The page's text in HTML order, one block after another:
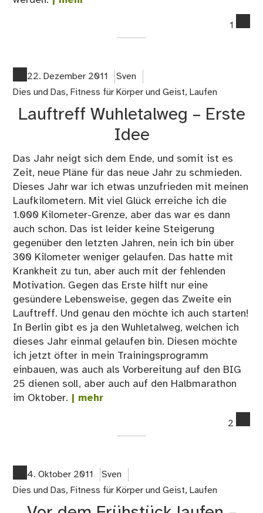
1
22. Dezember 2011
Sven
Dies und Das, Fitness für Körper und Geist, Laufen
Lauftreff Wuhletalweg – Erste
Idee
Das Jahr neigt sich dem Ende, und somit ist es
Zeit, neue Pläne für das neue Jahr zu schmieden.
Dieses Jahr war ich etwas unzufrieden mit meinen
Laufkilometern. Mit viel Glück erreiche ich die
1.000 Kilometer-Grenze, aber das war es dann
auch schon. Das ist leider keine Steigerung
gegenüber den letzten Jahren, nein ich bin über
300 Kilometer weniger gelaufen. Das hatte mit
Krankheit zu tun, aber auch mit der fehlenden
Motivation. Gegen das Erste hilft nur eine
gesündere Lebensweise, gegen das Zweite ein
Lauftreff. Und genau den möchte ich auch starten!
In Berlin gibt es ja den Wuhletalweg, welchen ich
dieses Jahr einmal gelaufen bin. Diesen möchte
ich jetzt öfter in mein Trainingsprogramm
einbauen, was auch als Vorbereitung auf den BIG
25 dienen soll, aber auch auf den Halbmarathon
im Oktober. | mehr
2
4. Oktober 2011
Sven
Dies und Das, Fitness für Körper und Geist, Laufen